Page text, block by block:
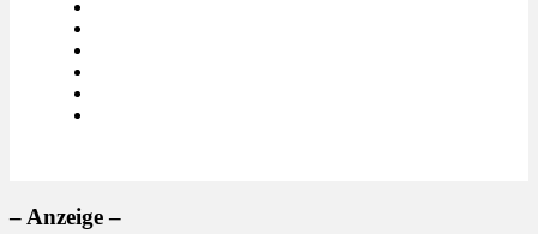
– Anzeige –